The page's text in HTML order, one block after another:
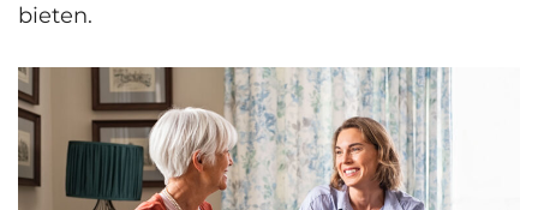
bieten.